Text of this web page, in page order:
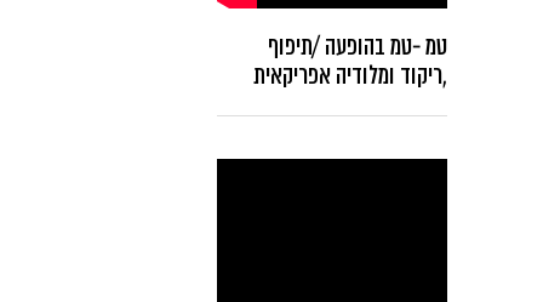
טמ -טמ בהופעה /תיפוף
,ריקוד ומלודיה אפריקאית